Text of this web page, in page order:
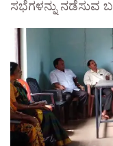
ಸಭೆಗಳನ್ನು ನಡೆಸುವ